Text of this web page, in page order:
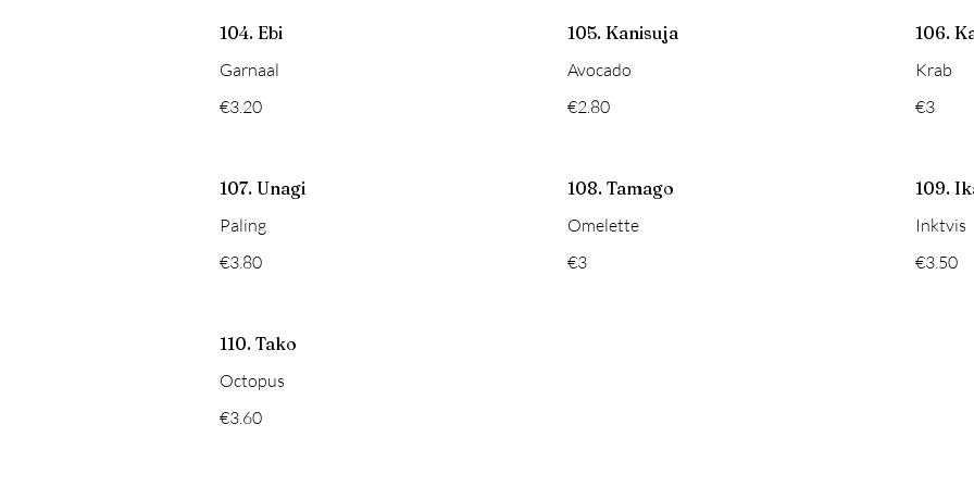
104. Ebi
Garnaal
€3.20
105. Kanisuja
Avocado
€2.80
106.
Krab
€3
107. Unagi
Paling
€3.80
108. Tamago
Omelette
€3
109.
Inktvis
€3.50
110. Tako
Octopus
€3.60